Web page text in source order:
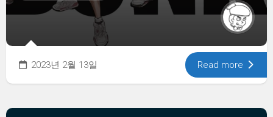
2023년 2월 13일 Read more